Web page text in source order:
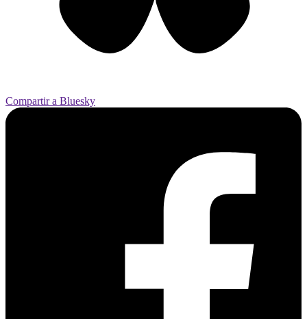
Compartir a Bluesky